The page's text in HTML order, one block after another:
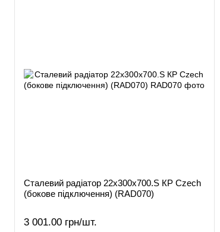
Сталевий радіатор 22х300х700.S КР Czech
(бокове підключення) (RAD070)
3 001.00 грн/шт.